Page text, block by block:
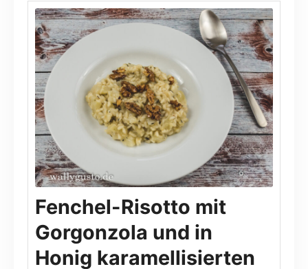
Fenchel-Risotto mit
Gorgonzola und in
Honig karamellisierten